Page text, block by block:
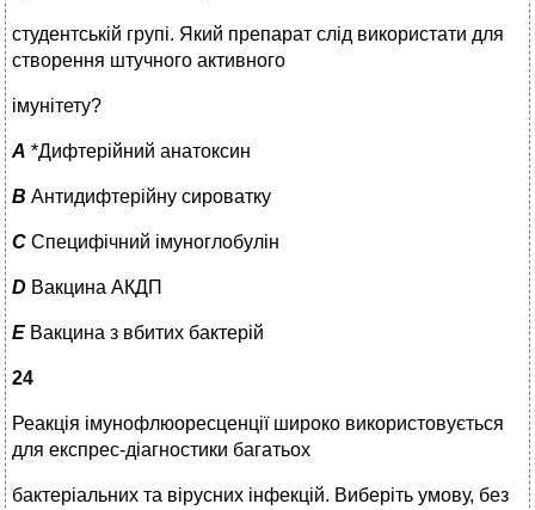
студентській групі. Який препарат слід використати для
створення штучного активного
імунітету?
A *Дифтерійний анатоксин
B Антидифтерійну сироватку
C Специфічний імуноглобулін
D Вакцина АКДП
E Вакцина з вбитих бактерій
24
Реакція імунофлюоресценції широко використовується
для експрес-діагностики багатьох
бактеріальних та вірусних інфекцій. Виберіть умову, без